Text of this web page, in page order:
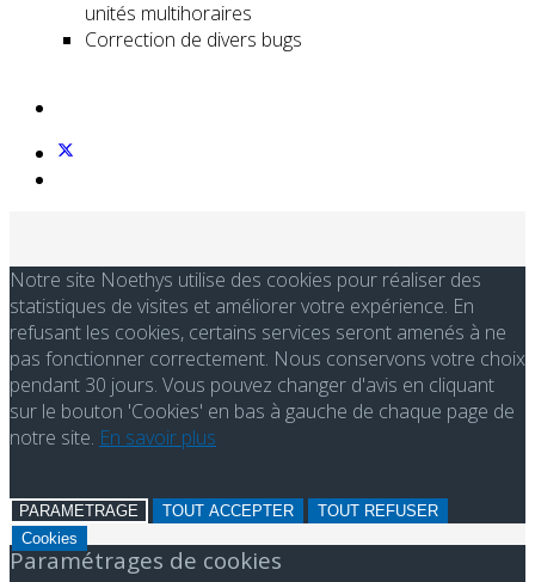
unités multihoraires
Correction de divers bugs
Notre site Noethys utilise des cookies pour réaliser des
statistiques de visites et améliorer votre expérience. En
refusant les cookies, certains services seront amenés à ne
pas fonctionner correctement. Nous conservons votre choix
pendant 30 jours. Vous pouvez changer d'avis en cliquant
sur le bouton 'Cookies' en bas à gauche de chaque page de
notre site. En savoir plus
PARAMETRAGE TOUT ACCEPTER
TOUT REFUSER
Cookies
Paramétrages de cookies